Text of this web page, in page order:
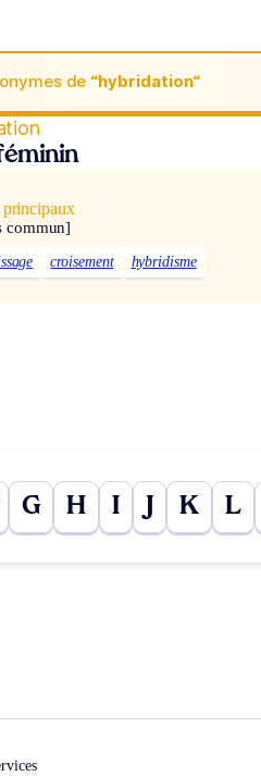
de “hybridation“
principaux
commun]
croisement hybridisme
G H I J K L